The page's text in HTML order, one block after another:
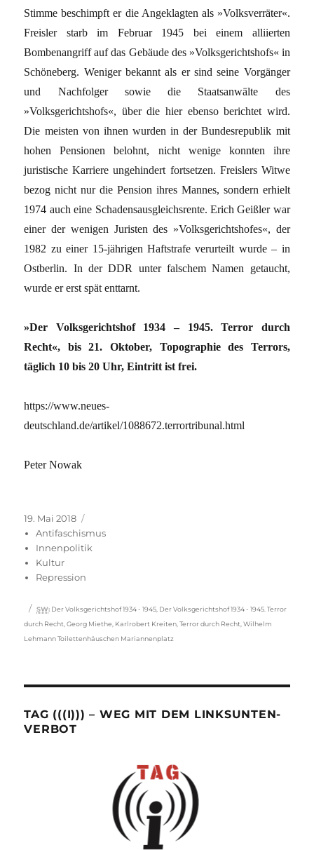
Stimme beschimpft er die Angeklagten als »Volksverräter«.
Freisler starb im Februar 1945 bei einem alliierten
Bombenangriff auf das Gebäude des »Volksgerichtshofs« in
Schöneberg. Weniger bekannt als er sind seine Vorgänger
und Nachfolger sowie die Staatsanwälte des
»Volksgerichtshofs«, über die hier ebenso berichtet wird.
Die meisten von ihnen wurden in der Bundesrepublik mit
hohen Pensionen belohnt, nicht wenige konnten ihre
juristische Karriere ungehindert fortsetzen. Freislers Witwe
bezog nicht nur die Pension ihres Mannes, sondern erhielt
1974 auch eine Schadensausgleichsrente. Erich Geißler war
einer der wenigen Juristen des »Volksgerichtshofes«, der
1982 zu einer 15-jährigen Haftstrafe verurteilt wurde – in
Ostberlin. In der DDR unter falschem Namen getaucht,
wurde er erst spät enttarnt.
»Der Volksgerichtshof 1934 – 1945. Terror durch
Recht«, bis 21. Oktober, Topographie des Terrors,
täglich 10 bis 20 Uhr, Eintritt ist frei.
https://www.neues-
deutschland.de/artikel/1088672.terrortribunal.html
Peter Nowak
Veröffentlicht
am
19. Mai 2018
Antifaschismus
Innenpolitik
Kultur
Repression
Schlagwörter
SW: Der Volksgerichtshof 1934 - 1945 Der Volksgerichtshof 1934 - 1945. Terror
durch Recht ,Georg Miethe Karlrobert Kreiten ,Terror durch Recht ,Wilhelm
Lehmann Toilettenhäuschen Mariannenplatz
TAG (((I))) – WEG MIT DEM LINKSUNTEN-
VERBOT